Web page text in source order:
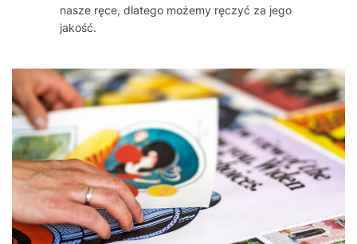
nasze ręce, dlatego możemy ręczyć za jego
jakość.